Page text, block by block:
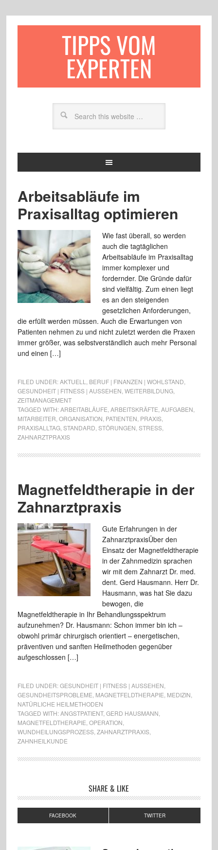
TIPPS VOM
EXPERTEN
Arbeitsabläufe im
Praxisalltag optimieren
Wie fast überall, so werden
auch die tagtäglichen
Arbeitsabläufe im Praxisalltag
immer komplexer und
fordernder. Die Gründe dafür
sind vielfältig. Zum einen liegt
es an den steigenden
gesetzlichen Anforderungen,
die erfüllt werden müssen. Auch die Erwartungen von
Patienten nehmen zu und nicht zuletzt werden die Praxen
immer größer, was selbstverständlich auch mehr Personal
und einen […]
FILED UNDER:AKTUELL BERUF | FINANZEN | WOHLSTAND
GESUNDHEIT | FITNESS | AUSSEHEN WEITERBILDUNG,
ZEITMANAGEMENT
TAGGED WITH:ARBEITABLÄUFE ARBEITSKRÄFTE AUFGABEN
MITARBEITER ORGANISATION PATIENTEN PRAXIS,
PRAXISALLTAG, STANDARD STÖRUNGEN STRESS,
ZAHNARZTPRAXIS
Magnetfeldtherapie in der
Zahnarztpraxis
Gute Erfahrungen in der
ZahnarztpraxisÜber den
Einsatz der Magnetfeldtherapie
in der Zahnmedizin sprachen
wir mit dem Zahnarzt Dr. med.
dent. Gerd Hausmann. Herr Dr.
Hausmann, was hat Sie dazu
bewogen, die
Magnetfeldtherapie in Ihr Behandlungsspektrum
aufzunehmen? Dr. Hausmann: Schon immer bin ich –
obwohl primär chirurgisch orientiert – energetischen,
präventiven und sanften Heilmethoden gegenüber
aufgeschlossen […]
FILED UNDER:GESUNDHEIT | FITNESS | AUSSEHEN
GESUNDHEITSPROBLEME MAGNETFELDTHERAPIE MEDIZIN
NATÜRLICHE HEILMETHODEN
TAGGED WITH:ANGSTPATIENT, GERD HAUSMANN
MAGNETFELDTHERAPIE OPERATION
WUNDHEILUNGSPROZESS, ZAHNARZTPRAXIS,
ZAHNHEILKUNDE
SHARE & LIKE
FACEBOOK TWITTER